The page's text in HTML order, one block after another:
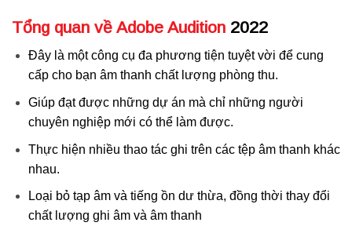
Tổng quan về Adobe Audition 2022
Đây là một công cụ đa phương tiện tuyệt vời để cung
cấp cho bạn âm thanh chất lượng phòng thu.
Giúp đạt được những dự án mà chỉ những người
chuyên nghiệp mới có thể làm được.
Thực hiện nhiều thao tác ghi trên các tệp âm thanh khác
nhau.
Loại bỏ tạp âm và tiếng ồn dư thừa, đồng thời thay đổi
chất lượng ghi âm và âm thanh